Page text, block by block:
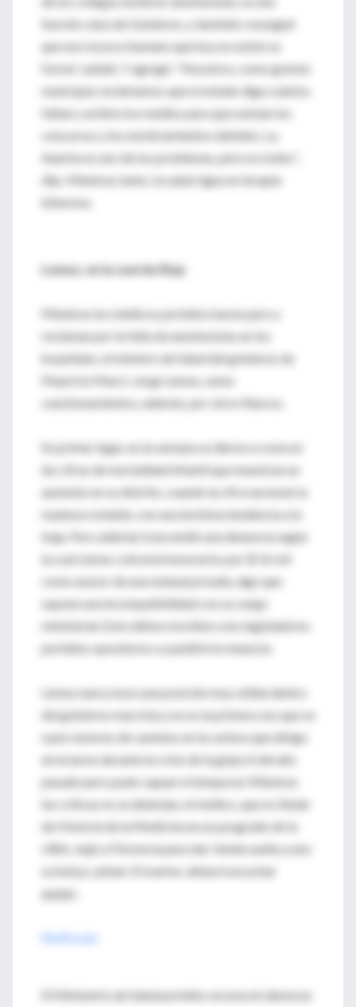
función clara de Gobierno, y también conseguir
que ese recurso humano que hoy no existe se
forme”, señaló. Y agregó: “Nosotros, como gremio
municipal, reclamamos que el estado diga cuántos
faltan y arbitre los medios para que existan los
concursos y los nombramientos debidos. La
Aaarba es uno de los problemas, pero no todos”,
dijo. Mientras tanto, la salud sigue en terapia
intensiva.
Lemus, en la cuerda floja
Mientras los médicos porteños hacen paro y
reclaman por la falta de anestesistas en los
hospitales, el ministro de Salud del gobierno de
Mauricio Macri, Jorge Lemus, suma
cuestionamientos, además, por otros flancos.
En primer lugar, en la semana se dieron a conocer
las cifras de mortalidad infantil que muestran un
aumento en su distrito, cuando la cifra nacional se
mantuvo estable, con una levísima tendencia a la
baja. Pero además trascendió una denuncia según
la cual Lemus cobraría honorarios por $ 16 mil
como asesor de una mutual privada, algo que
supone una incompatibilidad con su cargo
ministerial. Esto último movilizó a los legisladores
porteños opositores a a pedirle la renuncia.
Lemus nunca tuvo una posición muy sólida dentro
del gobierno macrista y no es la primera vez que se
oyen rumores de cambios en la cartera que dirige:
arreciaron durante la crisis de la gripe A del año
pasado pero pudo capear el temporal. Mientras
las críticas no se detenían, el médico, que es titular
de Historia de la Medicina en un posgrado de la
UBA, viajó a Florencia para dar rienda suelta a uno
su hobys: pintar. El martes, deberá escuchar
quejas.
Perfil.com
El Ministerio de Salud porteño reconoció demoras